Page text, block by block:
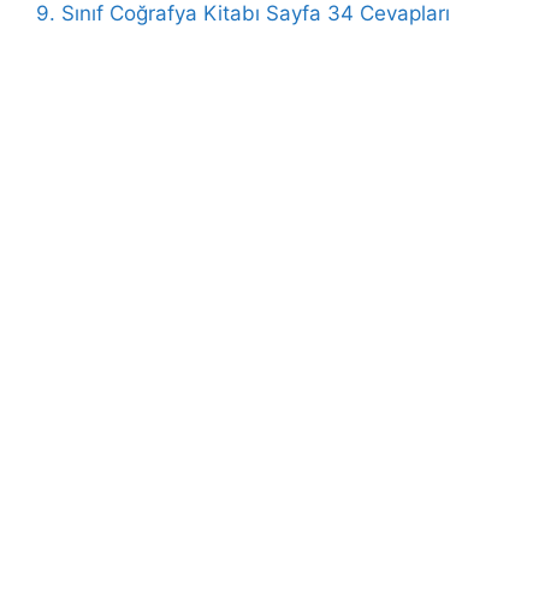
9. Sınıf Coğrafya Kitabı Sayfa 34 Cevapları